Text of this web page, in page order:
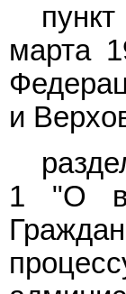
марта
и
1 "О